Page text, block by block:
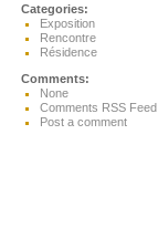
Categories:
Exposition
Rencontre
Résidence
Comments:
None
Comments RSS Feed
Post a comment